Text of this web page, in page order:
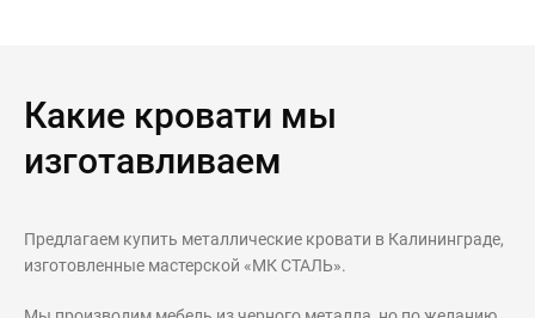
Какие кровати мы
изготавливаем
Предлагаем купить металлические кровати в Калининграде,
изготовленные мастерской «МК СТАЛЬ».